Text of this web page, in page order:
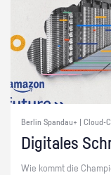
Berlin Spandau+ | Cloud-
Di­gi­ta­les
Wie kommt die